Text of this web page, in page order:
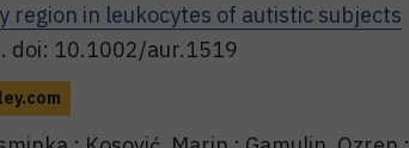
region in leukocytes of autistic subjects
doi: 10.1002/aur.1519